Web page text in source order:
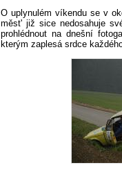
O uplynulém víkendu se v
měst' již sice nedosahuje
prohlédnout na dnešní
kterým zaplesá srdce